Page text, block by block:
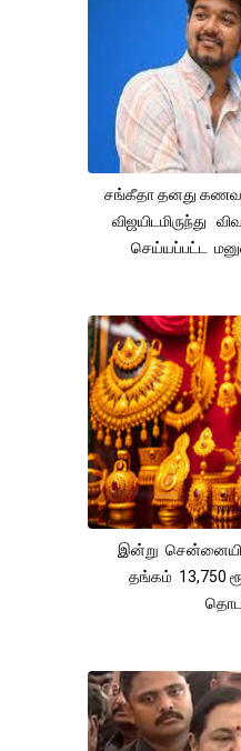
சங்கீதா தனது
விஜயிடமிருந்து
செய்யப்பட்ட
இன்று
தங்கம் 13,750